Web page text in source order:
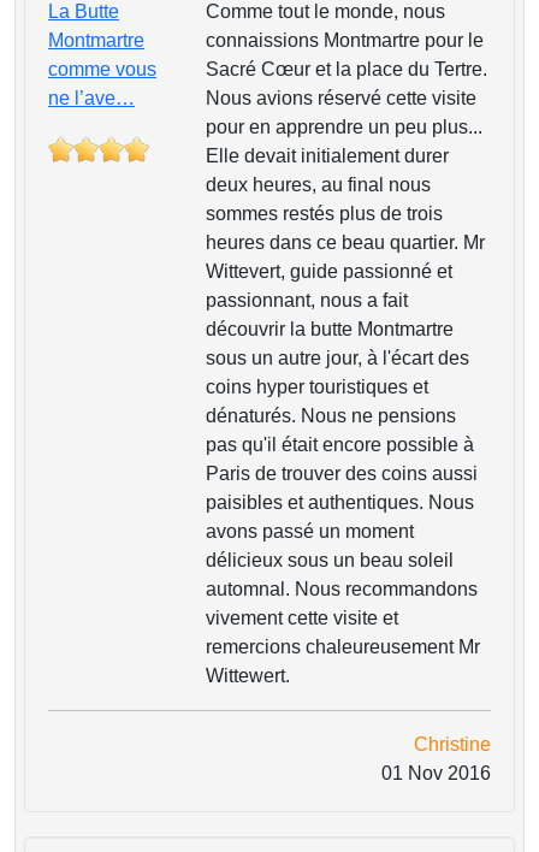
La Butte
Montmartre
comme vous
ne l’ave…
Comme tout le monde, nous
connaissions Montmartre pour le
Sacré Cœur et la place du Tertre.
Nous avions réservé cette visite
pour en apprendre un peu plus...
Elle devait initialement durer
deux heures, au final nous
sommes restés plus de trois
heures dans ce beau quartier. Mr
Wittevert, guide passionné et
passionnant, nous a fait
découvrir la butte Montmartre
sous un autre jour, à l'écart des
coins hyper touristiques et
dénaturés. Nous ne pensions
pas qu'il était encore possible à
Paris de trouver des coins aussi
paisibles et authentiques. Nous
avons passé un moment
délicieux sous un beau soleil
automnal. Nous recommandons
vivement cette visite et
remercions chaleureusement Mr
Wittewert.
Christine
01 Nov 2016